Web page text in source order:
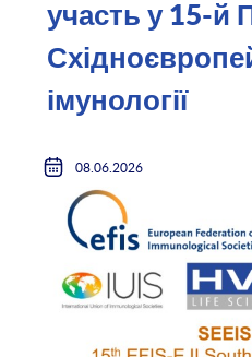
участь у 15-й
імунології
08.06.2026